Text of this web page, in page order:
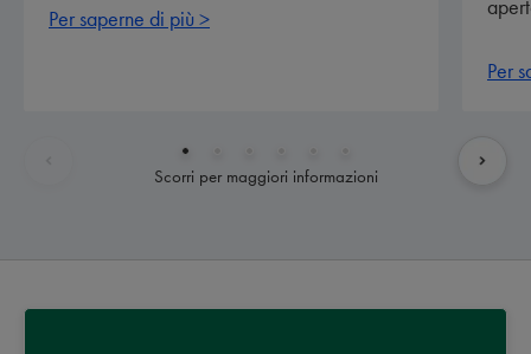
Per saperne di più >
Per
Scorri per maggiori informazioni